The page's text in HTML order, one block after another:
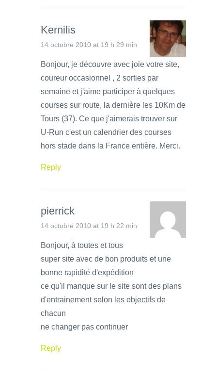
Kernilis
14 octobre 2010 at 19 h 29 min
Bonjour, je découvre avec joie votre site,
coureur occasionnel , 2 sorties par
semaine et j'aime participer à quelques
courses sur route, la dernière les 10Km de
Tours (37). Ce que j'aimerais trouver sur
U-Run c'est un calendrier des courses
hors stade dans la France entière. Merci.
Reply
pierrick
14 octobre 2010 at 19 h 22 min
Bonjour, à toutes et tous
super site avec de bon produits et une
bonne rapidité d'expédition
ce qu'il manque sur le site sont des plans
d'entrainement selon les objectifs de
chacun
ne changer pas continuer
Reply